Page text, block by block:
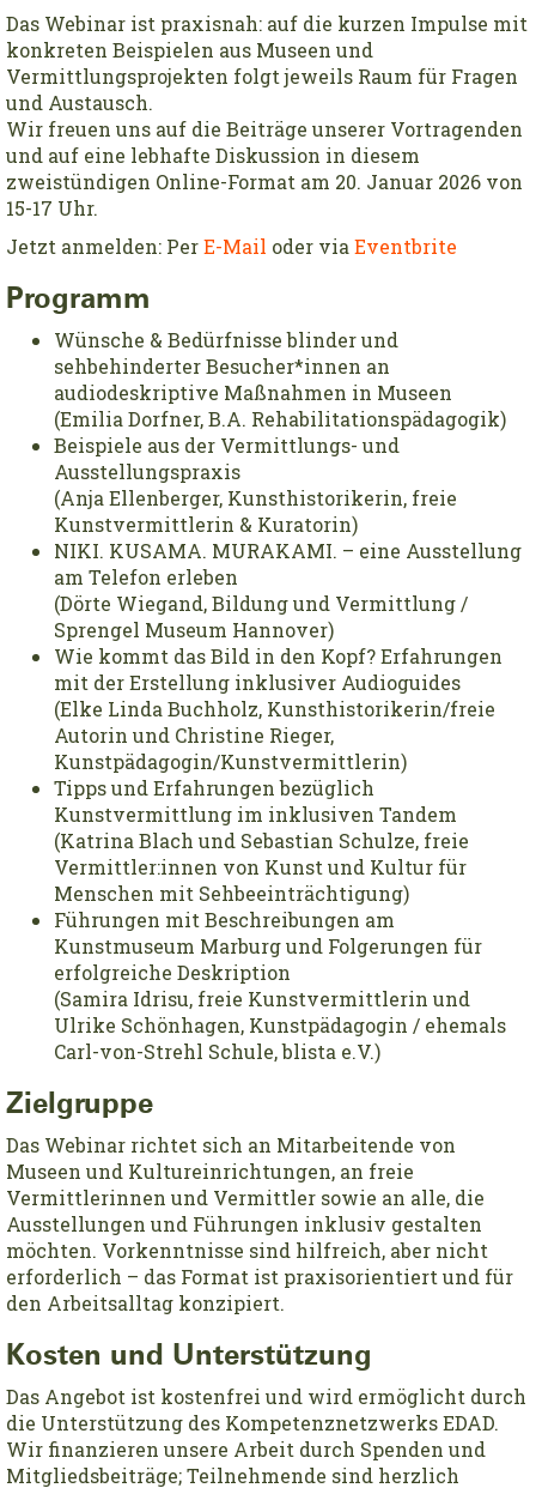
Das Webinar ist praxisnah: auf die kurzen Impulse mit
konkreten Beispielen aus Museen und
Vermittlungsprojekten folgt jeweils Raum für Fragen
und Austausch.
Wir freuen uns auf die Beiträge unserer Vortragenden
und auf eine lebhafte Diskussion in diesem
zweistündigen Online-Format am 20. Januar 2026 von
15-17 Uhr.
Jetzt anmelden: PerE-Mail oder viaEventbrite
Programm
Wünsche & Bedürfnisse blinder und
sehbehinderter Besucher*innen an
audiodeskriptive Maßnahmen in Museen
(Emilia Dorfner, B.A. Rehabilitationspädagogik)
Beispiele aus der Vermittlungs- und
Ausstellungspraxis
(Anja Ellenberger, Kunsthistorikerin, freie
Kunstvermittlerin & Kuratorin)
NIKI. KUSAMA. MURAKAMI. – eine Ausstellung
am Telefon erleben
(Dörte Wiegand, Bildung und Vermittlung /
Sprengel Museum Hannover)
Wie kommt das Bild in den Kopf? Erfahrungen
mit der Erstellung inklusiver Audioguides
(Elke Linda Buchholz, Kunsthistorikerin/freie
Autorin und Christine Rieger,
Kunstpädagogin/Kunstvermittlerin)
Tipps und Erfahrungen bezüglich
Kunstvermittlung im inklusiven Tandem
(Katrina Blach und Sebastian Schulze, freie
Vermittler:innen von Kunst und Kultur für
Menschen mit Sehbeeinträchtigung)
Führungen mit Beschreibungen am
Kunstmuseum Marburg und Folgerungen für
erfolgreiche Deskription
(Samira Idrisu, freie Kunstvermittlerin und
Ulrike Schönhagen, Kunstpädagogin / ehemals
Carl-von-Strehl Schule, blista e.V.)
Zielgruppe
Das Webinar richtet sich an Mitarbeitende von
Museen und Kultureinrichtungen, an freie
Vermittlerinnen und Vermittler sowie an alle, die
Ausstellungen und Führungen inklusiv gestalten
möchten. Vorkenntnisse sind hilfreich, aber nicht
erforderlich – das Format ist praxisorientiert und für
den Arbeitsalltag konzipiert.
Kosten und Unterstützung
Das Angebot ist kostenfrei und wird ermöglicht durch
die Unterstützung des Kompetenznetzwerks EDAD.
Wir finanzieren unsere Arbeit durch Spenden und
Mitgliedsbeiträge; Teilnehmende sind herzlich